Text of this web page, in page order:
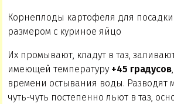
Корнеплоды картофеля для
размером с куриное яйцо
Их промывают, кладут в таз,
имеющей температуру +45 градусов
времени остывания воды. Разводят
чуть-чуть постепенно льют в таз,